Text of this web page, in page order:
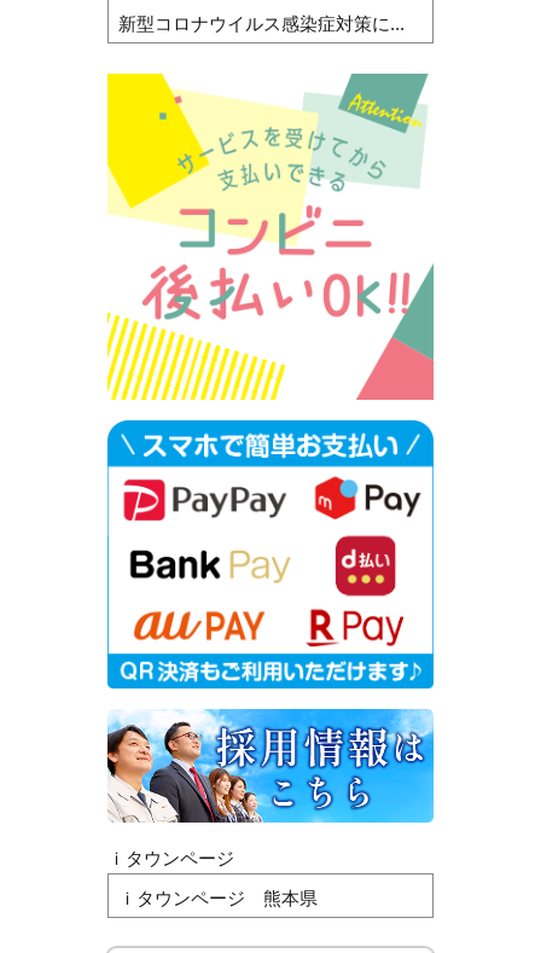
新型コロナウイルス感染症対策に...
ｉタウンページ
ｉタウンページ 熊本県